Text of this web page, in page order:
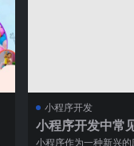
小程序开发
小程序开发中常
题解决方案
小程序作为一种新兴